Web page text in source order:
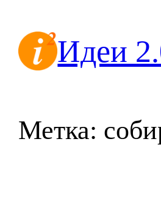
содержимомуИдеи
Метка: